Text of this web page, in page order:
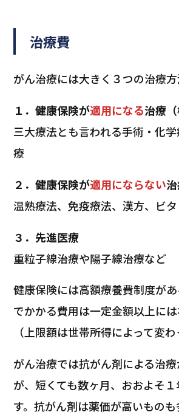
治療費
がん治療には大きく３つの治療方
１．健康保険が適用になる治療（
三大療法とも言われる手術・化
療
２．健康保険が適用にならない
温熟療法、免疫療法、漢方、ビ
３．先進医療
重粒子線治療や陽子線治療など
健康保険には高額療養費制度が
でかかる費用は一定金額以上には
（上限額は世帯所得によって変わ
がん治療では抗がん剤による治
が、短くても数ヶ月、おおよそ
す。抗がん剤は薬価が高いもの